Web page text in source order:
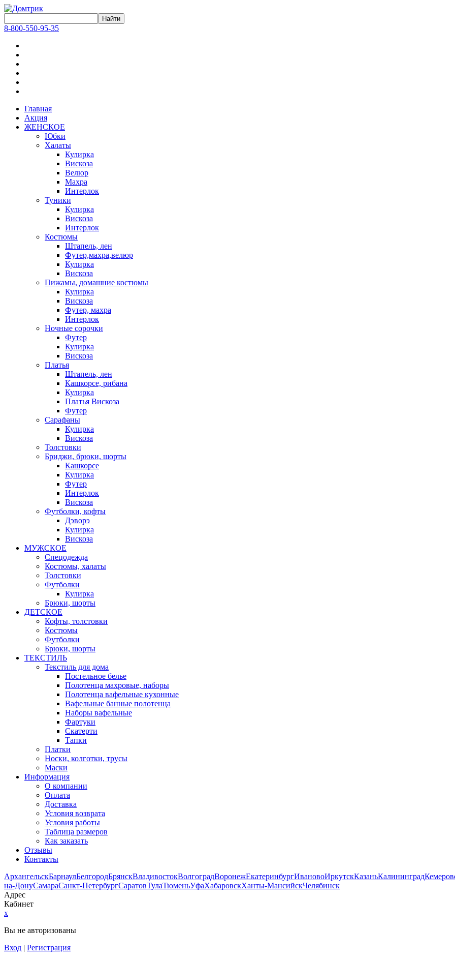
8-800-550-95-35
Главная
Акция
ЖЕНСКОЕ
Юбки
Халаты
Кулирка
Вискоза
Велюр
Махра
Интерлок
Туники
Кулирка
Вискоза
Интерлок
Костюмы
Штапель, лен
Футер,махра,велюр
Кулирка
Вискоза
Пижамы, домашние костюмы
Кулирка
Вискоза
Футер, махра
Интерлок
Ночные сорочки
Футер
Кулирка
Вискоза
Платья
Штапель, лен
Кашкорсе, рибана
Кулирка
Платья Вискоза
Футер
Сарафаны
Кулирка
Вискоза
Толстовки
Бриджи, брюки, шорты
Кашкорсе
Кулирка
Футер
Интерлок
Вискоза
Футболки, кофты
Дэворэ
Кулирка
Вискоза
МУЖСКОЕ
Спецодежда
Костюмы, халаты
Толстовки
Футболки
Кулирка
Брюки, шорты
ДЕТСКОЕ
Кофты, толстовки
Костюмы
Футболки
Брюки, шорты
ТЕКСТИЛЬ
Текстиль для дома
Постельное белье
Полотенца махровые, наборы
Полотенца вафельные кухонные
Вафельные банные полотенца
Наборы вафельные
Фартуки
Скатерти
Тапки
Платки
Носки, колготки, трусы
Маски
Информация
О компании
Оплата
Доставка
Условия возврата
Условия работы
Таблица размеров
Как заказать
Отзывы
Контакты
АрхангельскБарнаулБелгородБрянскВладивостокВолгоградВоронежЕкатеринбургИвановоИркутскКазаньКалининград
на-ДонуСамараСанкт-ПетербургСаратовТулаТюменьУфаХабаровскХанты-МансийскЧелябинск
Адрес
Кабинет
x
Вы не авторизованы
Вход | Регистрация